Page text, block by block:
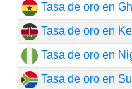
Tasa de oro en
Tasa de oro en
Tasa de oro en
Tasa de oro en